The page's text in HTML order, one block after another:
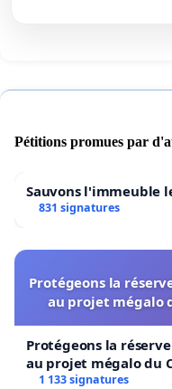
Pétitions promues par
Sauvons l'immeuble
831 signatures
Protégeons la
au projet mégalo
Protégeons la
au projet mégalo du
1 133 signatures